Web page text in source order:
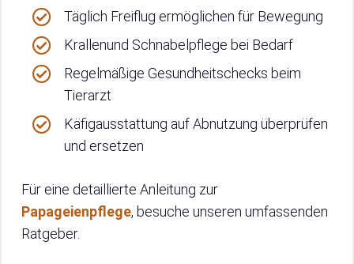
Täglich Freiflug ermöglichen für Bewegung
Krallenund Schnabelpflege bei Bedarf
Regelmäßige Gesundheitschecks beim
Tierarzt
Käfigausstattung auf Abnutzung überprüfen
und ersetzen
Für eine detaillierte Anleitung zur
Papageienpflege, besuche unseren umfassenden
Ratgeber.